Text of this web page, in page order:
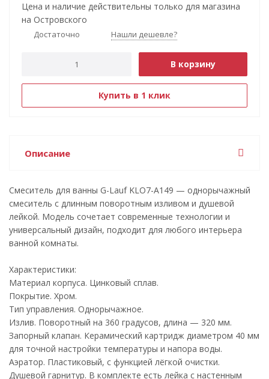
Цена и наличие действительны только для магазина
на Островского
Достаточно Нашли дешевле?
В корзину
Купить в 1 клик
Описание
Смеситель для ванны G-Lauf KLO7-A149 — однорычажный
смеситель с длинным поворотным изливом и душевой
лейкой. Модель сочетает современные технологии и
универсальный дизайн, подходит для любого интерьера
ванной комнаты.
Характеристики:
Материал корпуса. Цинковый сплав.
Покрытие. Хром.
Тип управления. Однорычажное.
Излив. Поворотный на 360 градусов, длина — 320 мм.
Запорный клапан. Керамический картридж диаметром 40 мм
для точной настройки температуры и напора воды.
Аэратор. Пластиковый, с функцией лёгкой очистки.
Душевой гарнитур. В комплекте есть лейка с настенным